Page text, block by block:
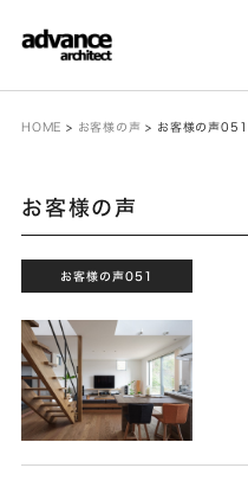
HOME > お客様の声 > お客様の声051
お客様の声
お客様の声051